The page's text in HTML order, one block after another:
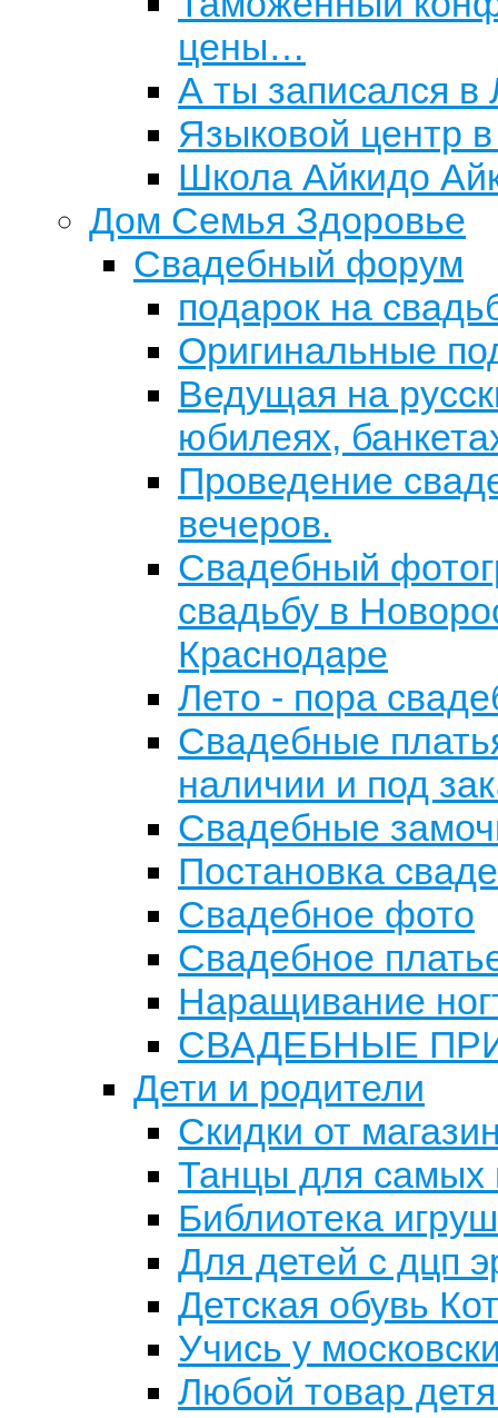
цены…
А ты записался
Языковой центр
Школа Айкидо
Дом Семья Здоровье
Свадебный форум
подарок на
Оригинальные
Ведущая на
юбилеях,
Проведение
вечеров.
Свадебный
свадьбу в
Краснодаре
Лето - пора
Свадебные
наличии и под
Свадебные
Постановка
Свадебное фото
Свадебное
Наращивание
СВАДЕБНЫЕ
Дети и родители
Скидки от
Танцы для самых
Библиотека
Для детей с дцп
Детская обувь
Учись у
Любой товар